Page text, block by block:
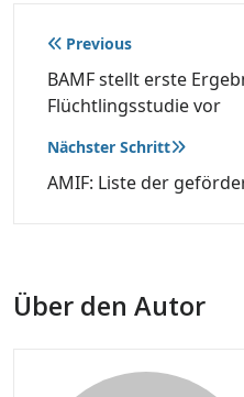
Previous
BAMF stellt erste
Flüchtlingsstudie vor
Nächster Schritt
AMIF: Liste der
Über den Autor